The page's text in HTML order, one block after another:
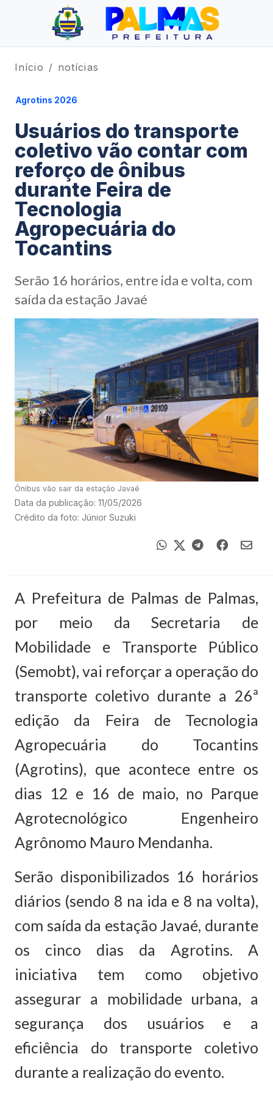
Início notícias
Agrotins 2026
Usuários do transporte
coletivo vão contar com
reforço de ônibus
durante Feira de
Tecnologia
Agropecuária do
Tocantins
Serão 16 horários, entre ida e volta, com
saída da estação Javaé
Ônibus vão sair da estação Javaé
Data da publicação: 11/05/2026
Crédito da foto: Júnior Suzuki
A Prefeitura de Palmas de Palmas,
por meio da Secretaria de
Mobilidade e Transporte Público
(Semobt), vai reforçar a operação do
transporte coletivo durante a 26ª
edição da Feira de Tecnologia
Agropecuária do Tocantins
(Agrotins), que acontece entre os
dias 12 e 16 de maio, no Parque
Agrotecnológico Engenheiro
Agrônomo Mauro Mendanha.
Serão disponibilizados 16 horários
diários (sendo 8 na ida e 8 na volta),
com saída da estação Javaé, durante
os cinco dias da Agrotins. A
iniciativa tem como objetivo
assegurar a mobilidade urbana, a
segurança dos usuários e a
eficiência do transporte coletivo
durante a realização do evento.